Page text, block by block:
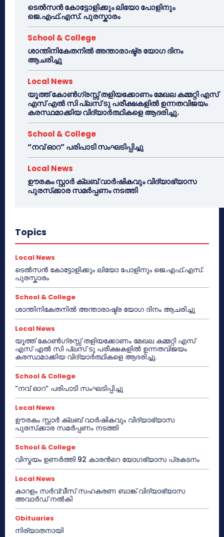
ടെൽസൻ കോട്ടോളിക്കും ലിയോ പോളിനും
ജെ.എഫ്.എസ്. പുരസ്കാരം
School & College
ശാന്തിനികേതനിൽ അന്താരാഷ്ട്ര യോഗ ദിനം
ആചരിച്ചു
Local News
യൂത്ത് കോൺഗ്രസ്സ് തളിയക്കോണം മേഖല കമ്മറ്റി എസ്
എസ് എൽ സി പ്ലസ് ടു പരീക്ഷകളിൽ ഉന്നതവിജയം
കരസ്ഥമാക്കിയ വിദ്യാർത്ഥികളെ ആദരിച്ചു.
School & College
“നവ് ഓറ” പരിപാടി സംഘടിപ്പിച്ചു
Local News
ഊരകം സ്റ്റാർ ക്ലബ് വാർഷികവും വിദ്യാഭ്യാസ
പുരസ്‌ക്കാര സമർപ്പണം നടത്തി
Topics
Local News
ടെൽസൻ കോട്ടോളിക്കും ലിയോ പോളിനും ജെ.എഫ്.എസ്.
പുരസ്കാരം
School & College
ശാന്തിനികേതനിൽ അന്താരാഷ്ട്ര യോഗ ദിനം ആചരിച്ചു
Local News
യൂത്ത് കോൺഗ്രസ്സ് തളിയക്കോണം മേഖല കമ്മറ്റി എസ്
എസ് എൽ സി പ്ലസ് ടു പരീക്ഷകളിൽ ഉന്നതവിജയം
കരസ്ഥമാക്കിയ വിദ്യാർത്ഥികളെ ആദരിച്ചു.
School & College
“നവ് ഓറ” പരിപാടി സംഘടിപ്പിച്ചു
Local News
ഊരകം സ്റ്റാർ ക്ലബ് വാർഷികവും വിദ്യാഭ്യാസ
പുരസ്‌ക്കാര സമർപ്പണം നടത്തി
School & College
വിസ്മയം ഉണർത്തി 92 കാരൻറെ യോഗഭ്യാസ പ്രകടനം
Local News
കാറളം സർവ്വീസ് സഹകരണ ബാങ്ക് വിദ്യാഭ്യാസ
അവാർഡ് നൽകി
Obituaries
നിര്യാതനായി